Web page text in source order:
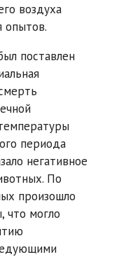
воздуха
опытов.
поставлен
периода
негативное
По
произошло
что могло